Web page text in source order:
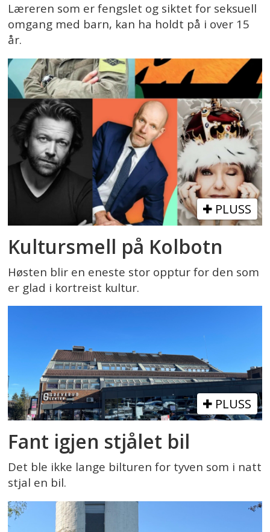
Læreren som er fengslet og siktet for seksuell
omgang med barn, kan ha holdt på i over 15
år.
PLUSS
Kultursmell på Kolbotn
Høsten blir en eneste stor opptur for den som
er glad i kortreist kultur.
PLUSS
Fant igjen stjålet bil
Det ble ikke lange bilturen for tyven som i natt
stjal en bil.